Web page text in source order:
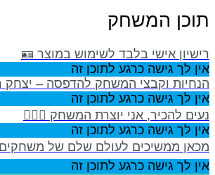
תוכן המשחק
רישיון אישי בלבד לשימוש במוצר 🪪
אין לך גישה כרגע לתוכן זה
הנחיות וקבצי המשחק להדפסה – יצחק
אין לך גישה כרגע לתוכן זה
נעים להכיר, אני יוצרת המשחק 🙋🏻‍♀️
אין לך גישה כרגע לתוכן זה
מכאן ממשיכים לעולם שלם של
אין לך גישה כרגע לתוכן זה